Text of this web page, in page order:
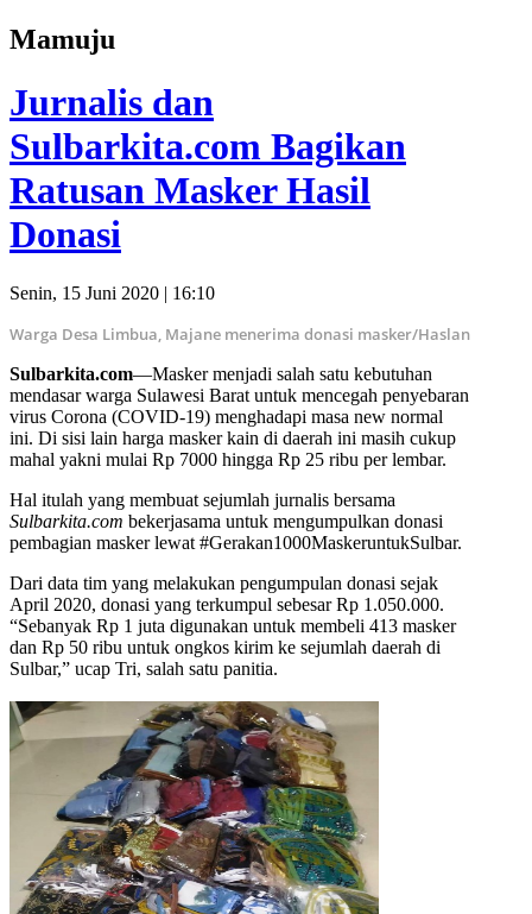
Mamuju
Jurnalis dan
Sulbarkita.com Bagikan
Ratusan Masker Hasil
Donasi
Senin, 15 Juni 2020 | 16:10
Warga Desa Limbua, Majane menerima donasi masker/Haslan
Sulbarkita.com—Masker menjadi salah satu kebutuhan
mendasar warga Sulawesi Barat untuk mencegah penyebaran
virus Corona (COVID-19) menghadapi masa new normal
ini. Di sisi lain harga masker kain di daerah ini masih cukup
mahal yakni mulai Rp 7000 hingga Rp 25 ribu per lembar.
Hal itulah yang membuat sejumlah jurnalis bersama
Sulbarkita.com bekerjasama untuk mengumpulkan donasi
pembagian masker lewat #Gerakan1000MaskeruntukSulbar.
Dari data tim yang melakukan pengumpulan donasi sejak
April 2020, donasi yang terkumpul sebesar Rp 1.050.000.
“Sebanyak Rp 1 juta digunakan untuk membeli 413 masker
dan Rp 50 ribu untuk ongkos kirim ke sejumlah daerah di
Sulbar,” ucap Tri, salah satu panitia.